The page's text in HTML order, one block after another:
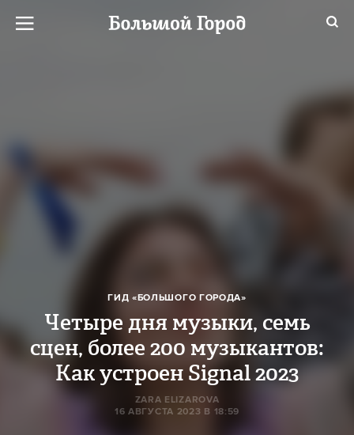
ГИД «БОЛЬШОГО ГОРОДА»
Четыре дня музыки, семь
сцен, более 200 музыкантов:
Как устроен Signal 2023
ZARA ELIZAROVA
16 АВГУСТА 2023 В 18:59